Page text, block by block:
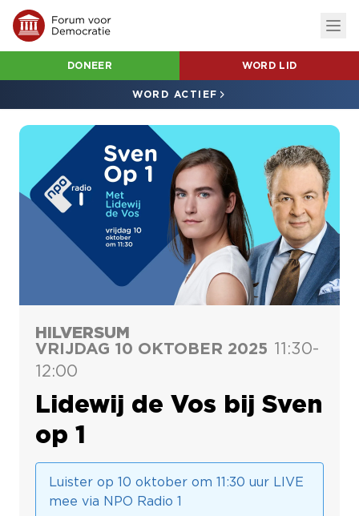
DONEER WORD LID
WORD ACTIEF
HILVERSUM
VRIJDAG 10 OKTOBER 2025 11:30-
12:00
Lidewij de Vos bij Sven
op 1
Luister op 10 oktober om 11:30 uur LIVE
mee via NPO Radio 1